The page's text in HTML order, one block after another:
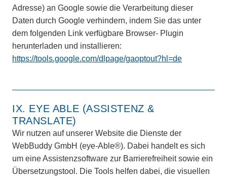
Adresse) an Google sowie die Verarbeitung dieser
Daten durch Google verhindern, indem Sie das unter
dem folgenden Link verfügbare Browser- Plugin
herunterladen und installieren:
https://tools.google.com/dlpage/gaoptout?hl=de
IX. EYE ABLE (ASSISTENZ &
TRANSLATE)
Wir nutzen auf unserer Website die Dienste der
WebBuddy GmbH (eye-Able®). Dabei handelt es sich
um eine Assistenzsoftware zur Barrierefreiheit sowie ein
Übersetzungstool. Die Tools helfen dabei, die visuellen